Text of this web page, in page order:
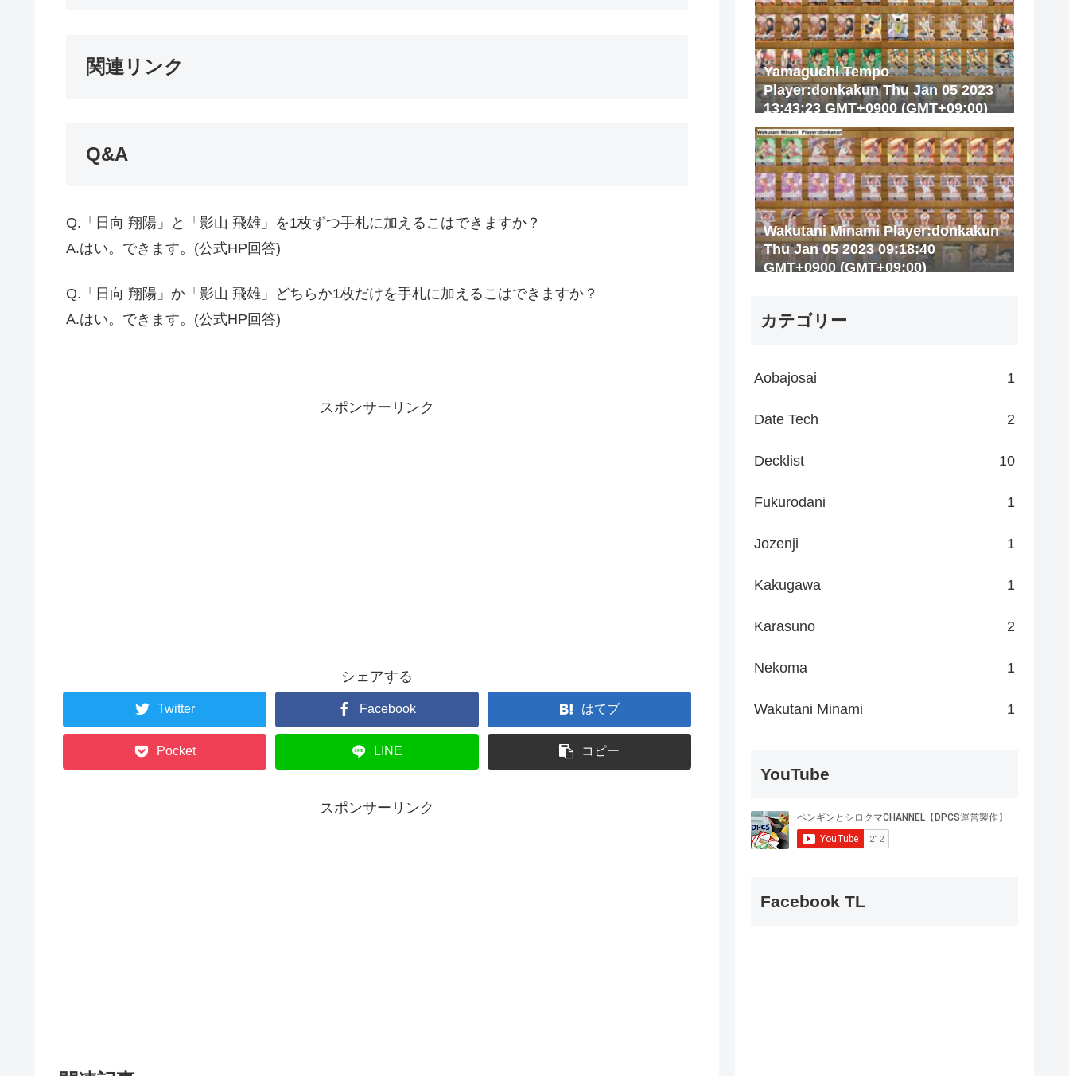
関連リンク
Q&A
Q.「日向 翔陽」と「影山 飛雄」を1枚ずつ手札に加えるこはできますか？
A.はい。できます。(公式HP回答)
Q.「日向 翔陽」か「影山 飛雄」どちらか1枚だけを手札に加えるこはできますか？
A.はい。できます。(公式HP回答)
スポンサーリンク
シェアする
Twitter Facebook はてブ
Pocket LINE コピー
スポンサーリンク
Yamaguchi Tempo
Player:donkakun Thu Jan 05 2023
13:43:23 GMT+0900 (GMT+09:00)
Wakutani Minami Player:donkakun
Thu Jan 05 2023 09:18:40
GMT+0900 (GMT+09:00)
カテゴリー
Aobajosai 1
Date Tech 2
Decklist 10
Fukurodani 1
Jozenji 1
Kakugawa 1
Karasuno 2
Nekoma 1
Wakutani Minami 1
YouTube
Facebook TL